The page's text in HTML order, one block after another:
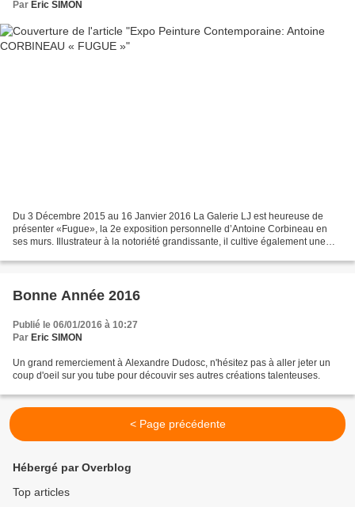
Par Eric SIMON
Du 3 Décembre 2015 au 16 Janvier 2016 La Galerie LJ est heureuse de
présenter «Fugue», la 2e exposition personnelle d’Antoine Corbineau en
ses murs. Illustrateur à la notoriété grandissante, il cultive également une
Bonne Année 2016
Publié le 06/01/2016 à 10:27
Par Eric SIMON
Un grand remerciement à Alexandre Dudosc, n'hésitez pas à aller jeter un
coup d'oeil sur you tube pour découvir ses autres créations talenteuses.
< Page précédente
Hébergé par Overblog
Top articles